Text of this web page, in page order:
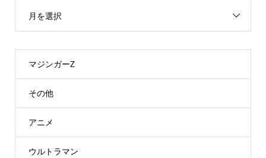
月を選択
マジンガーZ
その他
アニメ
ウルトラマン